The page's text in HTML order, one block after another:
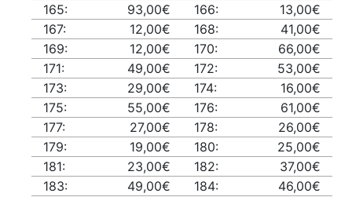
165:
93,00€ 166:
13,00€
167:
12,00€ 168:
41,00€
169:
12,00€ 170:
66,00€
171:
49,00€ 172:
53,00€
173:
29,00€ 174:
16,00€
175:
55,00€ 176:
61,00€
177:
27,00€ 178:
26,00€
179:
19,00€ 180:
25,00€
181:
23,00€ 182:
37,00€
183:
49,00€ 184:
46,00€